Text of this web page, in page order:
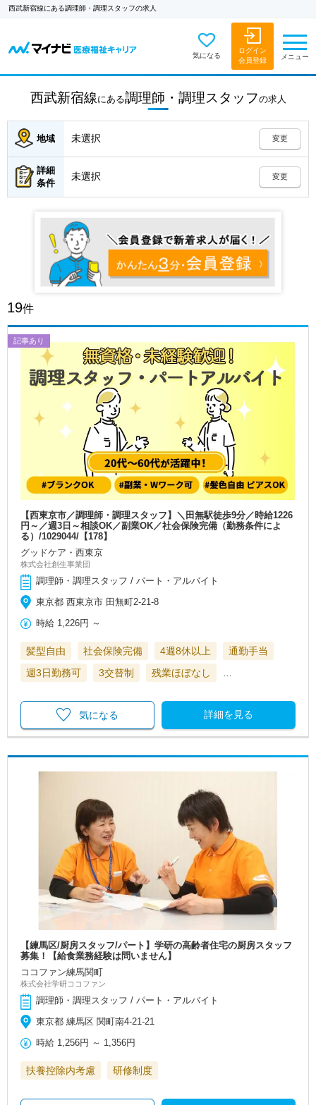
西武新宿線にある調理師・調理スタッフの求人
気になる
ログイン
会員登録
メニュー
西武新宿線 にある調理師・調理スタッフの求人
地域 未選択 変更
詳細
条件
未選択 変更
19件
記事あり
【西東京市／調理師・調理スタッフ】＼田無駅徒歩9分／時給1226
円～／週3日～相談OK／副業OK／社会保険完備（勤務条件によ
る）/1029044/【178】
グッドケア・西東京
株式会社創生事業団
調理師・調理スタッフ / パート・アルバイト
東京都 西東京市 田無町2-21-8
時給 1,226円 ～
髪型自由 社会保険完備 4週8休以上
通勤手当
週3日勤務可
3交替制 残業ほぼなし
詳細を見る
気になる
【練馬区/厨房スタッフ/パート】学研の高齢者住宅の厨房スタッフ
募集！【給食業務経験は問いません】
ココファン練馬関町
株式会社学研ココファン
調理師・調理スタッフ / パート・アルバイト
東京都 練馬区 関町南4-21-21
時給 1,256円 ～ 1,356円
扶養控除内考慮 研修制度